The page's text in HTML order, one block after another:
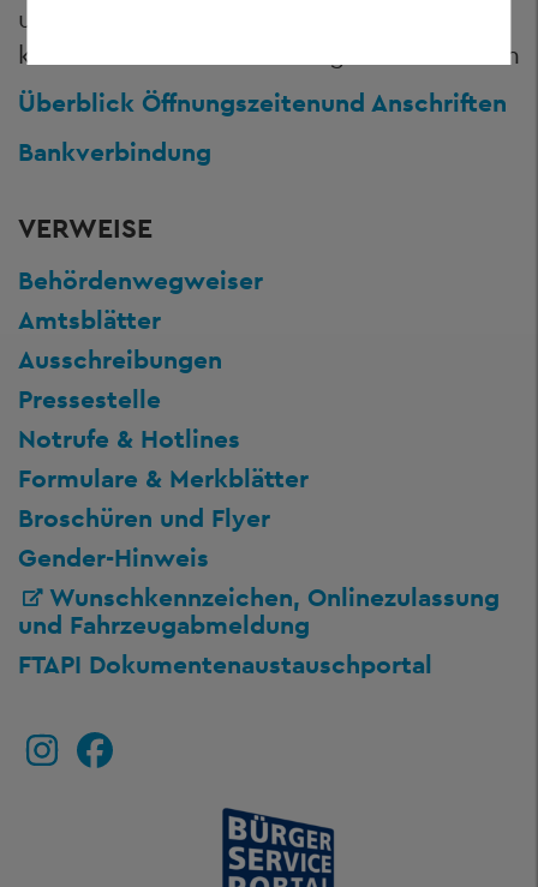
und Grafenau sowie Führerscheinstelle
kann auch ohne Termin aufgesucht werden
Überblick Öffnungszeitenund Anschriften
Bankverbindung
VERWEISE
Behördenwegweiser
Amtsblätter
Ausschreibungen
Pressestelle
Notrufe & Hotlines
Formulare & Merkblätter
Broschüren und Flyer
Gender-Hinweis
Wunschkennzeichen, Onlinezulassung
und Fahrzeugabmeldung
FTAPI Dokumentenaustauschportal